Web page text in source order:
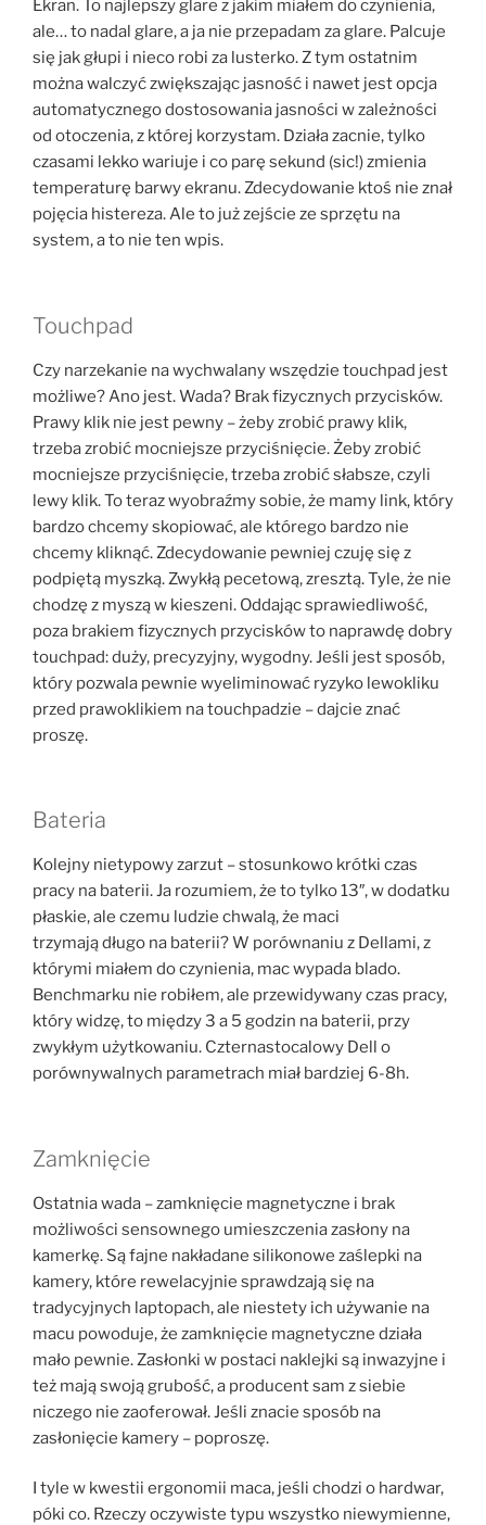
Ekran. To najlepszy glare z jakim miałem do czynienia,
ale… to nadal glare, a ja nie przepadam za glare. Palcuje
się jak głupi i nieco robi za lusterko. Z tym ostatnim
można walczyć zwiększając jasność i nawet jest opcja
automatycznego dostosowania jasności w zależności
od otoczenia, z której korzystam. Działa zacnie, tylko
czasami lekko wariuje i co parę sekund (sic!) zmienia
temperaturę barwy ekranu. Zdecydowanie ktoś nie znał
pojęcia histereza. Ale to już zejście ze sprzętu na
system, a to nie ten wpis.
Touchpad
Czy narzekanie na wychwalany wszędzie touchpad jest
możliwe? Ano jest. Wada? Brak fizycznych przycisków.
Prawy klik nie jest pewny – żeby zrobić prawy klik,
trzeba zrobić mocniejsze przyciśnięcie. Żeby zrobić
mocniejsze przyciśnięcie, trzeba zrobić słabsze, czyli
lewy klik. To teraz wyobraźmy sobie, że mamy link, który
bardzo chcemy skopiować, ale którego bardzo nie
chcemy kliknąć. Zdecydowanie pewniej czuję się z
podpiętą myszką. Zwykłą pecetową, zresztą. Tyle, że nie
chodzę z myszą w kieszeni. Oddając sprawiedliwość,
poza brakiem fizycznych przycisków to naprawdę dobry
touchpad: duży, precyzyjny, wygodny. Jeśli jest sposób,
który pozwala pewnie wyeliminować ryzyko lewokliku
przed prawoklikiem na touchpadzie – dajcie znać
proszę.
Bateria
Kolejny nietypowy zarzut – stosunkowo krótki czas
pracy na baterii. Ja rozumiem, że to tylko 13″, w dodatku
płaskie, ale czemu ludzie chwalą, że maci
trzymają długo na baterii? W porównaniu z Dellami, z
którymi miałem do czynienia, mac wypada blado.
Benchmarku nie robiłem, ale przewidywany czas pracy,
który widzę, to między 3 a 5 godzin na baterii, przy
zwykłym użytkowaniu. Czternastocalowy Dell o
porównywalnych parametrach miał bardziej 6-8h.
Zamknięcie
Ostatnia wada – zamknięcie magnetyczne i brak
możliwości sensownego umieszczenia zasłony na
kamerkę. Są fajne nakładane silikonowe zaślepki na
kamery, które rewelacyjnie sprawdzają się na
tradycyjnych laptopach, ale niestety ich używanie na
macu powoduje, że zamknięcie magnetyczne działa
mało pewnie. Zasłonki w postaci naklejki są inwazyjne i
też mają swoją grubość, a producent sam z siebie
niczego nie zaoferował. Jeśli znacie sposób na
zasłonięcie kamery – poproszę.
I tyle w kwestii ergonomii maca, jeśli chodzi o hardwar,
póki co. Rzeczy oczywiste typu wszystko niewymienne,